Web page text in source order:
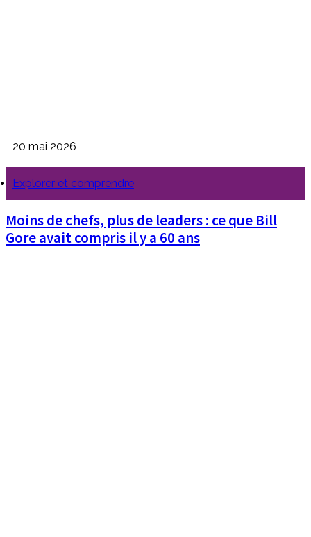
20 mai 2026
Explorer et comprendre
Moins de chefs, plus de leaders : ce que Bill
Gore avait compris il y a 60 ans